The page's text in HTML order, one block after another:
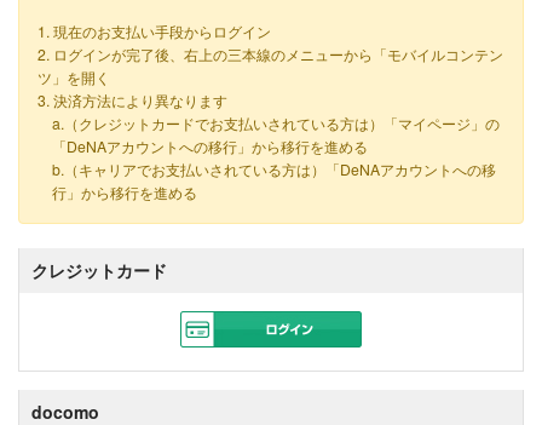
1. 現在のお支払い手段からログイン
2. ログインが完了後、右上の三本線のメニューから「モバイルコンテン
ツ」を開く
3. 決済方法により異なります
a.（クレジットカードでお支払いされている方は）「マイページ」の
「DeNAアカウントへの移行」から移行を進める
b.（キャリアでお支払いされている方は）「DeNAアカウントへの移
行」から移行を進める
クレジットカード
docomo